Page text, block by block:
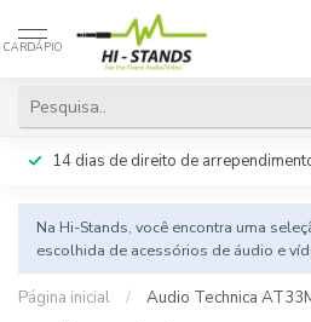
CARDÁPIO
14 dias de direito de
Na Hi-Stands, você encontra uma
escolhida de acessórios de áudio e
Página inicial / Audio Technica